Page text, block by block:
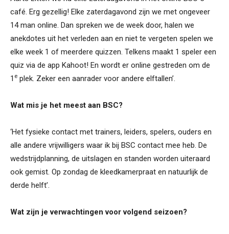
café. Erg gezellig! Elke zaterdagavond zijn we met ongeveer
14 man online. Dan spreken we de week door, halen we
anekdotes uit het verleden aan en niet te vergeten spelen we
elke week 1 of meerdere quizzen. Telkens maakt 1 speler een
quiz via de app Kahoot! En wordt er online gestreden om de
1 e plek. Zeker een aanrader voor andere elftallen’.
Wat mis je het meest aan BSC?
‘Het fysieke contact met trainers, leiders, spelers, ouders en
alle andere vrijwilligers waar ik bij BSC contact mee heb. De
wedstrijdplanning, de uitslagen en standen worden uiteraard
ook gemist. Op zondag de kleedkamerpraat en natuurlijk de
derde helft’.
Wat zijn je verwachtingen voor volgend seizoen?